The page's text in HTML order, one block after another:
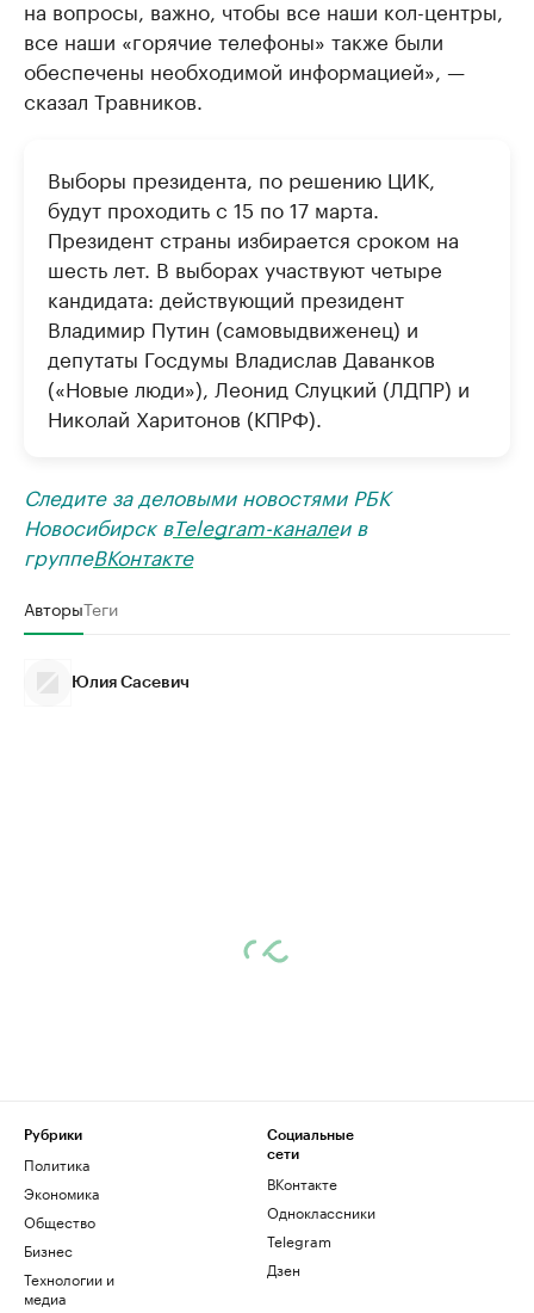
на вопросы, важно, чтобы все наши кол-центры,
все наши «горячие телефоны» также были
обеспечены необходимой информацией», —
сказал Травников.
Выборы президента, по решению ЦИК,
будут проходить с 15 по 17 марта.
Президент страны избирается сроком на
шесть лет. В выборах участвуют четыре
кандидата: действующий президент
Владимир Путин (самовыдвиженец) и
депутаты Госдумы Владислав Даванков
(«Новые люди»), Леонид Слуцкий (ЛДПР) и
Николай Харитонов (КПРФ).
Следите за деловыми новостями РБК
Новосибирск вTelegram-каналеи в
группеВКонтакте
АвторыТеги
Юлия Сасевич
Рубрики
Политика
Экономика
Общество
Бизнес
Технологии и
медиа
Социальные
сети
ВКонтакте
Одноклассники
Telegram
Дзен